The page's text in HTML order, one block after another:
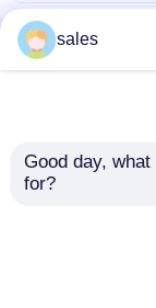
ピストンと接
フライホイー
ホーム
品質エン
sales
Good day,
for?